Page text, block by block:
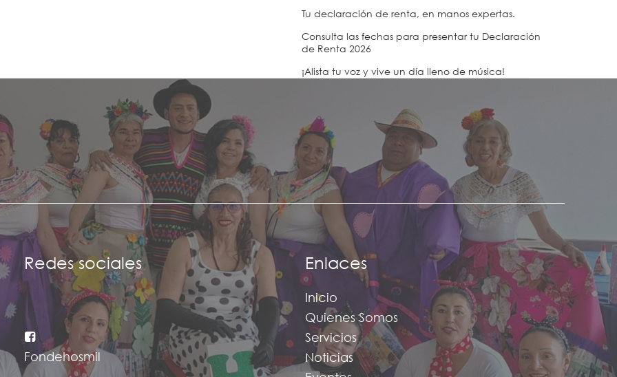
Tu declaración de renta, en manos expertas.
Consulta las fechas para presentar tu Declaración
de Renta 2026
¡Alista tu voz y vive un día lleno de música!
Redes sociales
Fondehosmil
Enlaces
Inicio
Quienes Somos
Servicios
Noticias